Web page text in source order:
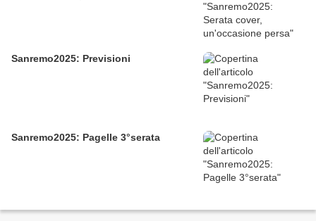
Sanremo2025: Previsioni
Sanremo2025: Pagelle 3°serata